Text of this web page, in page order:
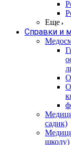
Еще
Справки и
садик)
школу)